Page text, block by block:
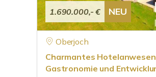
1.690.000,- € NEU
Oberjoch
Charmantes
Gastronomie und